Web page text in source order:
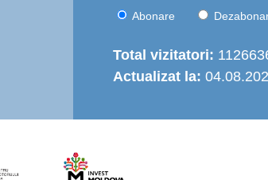
instruiri practice dedicate autorităților
Abonare
Total vizitatori:
Actualizat la: